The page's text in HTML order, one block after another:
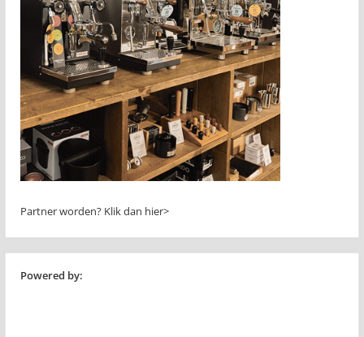
Partner worden? Klik dan hier>
Powered by: